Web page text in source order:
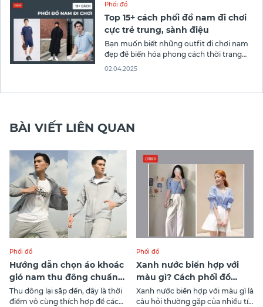
mái và thu
Phối đồ
Top 15+ cách phối đồ nam đi chơi
cực trẻ trung, sành điệu
Bạn muốn biết những outfit đi chơi nam
đẹp để biến hóa phong cách thời trang
của mình? Bài viết sau Canifa giới thiệu
02.04.2025
BÀI VIẾT LIÊN QUAN
Phối đồ
Hướng dẫn chọn áo khoác
gió nam thu đông chuẩn
nhất
Thu đông lại sắp đến, đây là thời
điểm vô cùng thích hợp để các
Phối đồ
Xanh nước biển hợp với
màu gì? Cách phối đồ
xanh nước biển đẹp
Xanh nước biển hợp với màu gì là
câu hỏi thường gặp của nhiều tín